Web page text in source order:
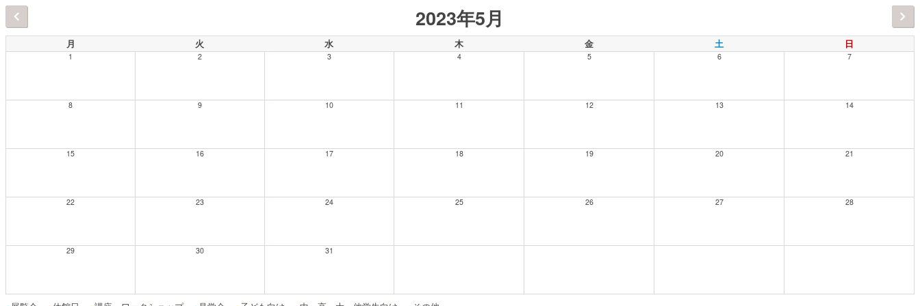
2023年5月
月 火 水 木 金 土 日
1 2 3 4 5 6 7
8 9 10 11 12 13 14
15 16 17 18 19 20 21
22 23 24 25 26 27 28
29 30 31